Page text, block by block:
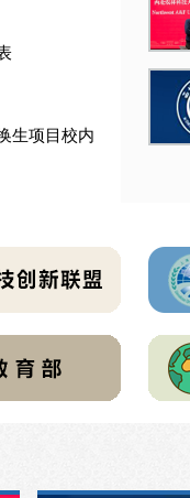
生项目校内